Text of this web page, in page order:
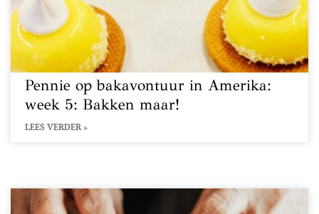
Pennie op bakavontuur in Amerika:
week 5: Bakken maar!
LEES VERDER »